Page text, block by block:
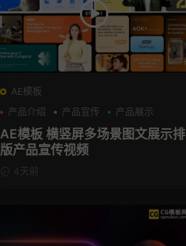
AE模板
产品介绍
产品宣传 产品展示
AE模板 横竖屏多场景图文展示排
版产品宣传视频
4天前